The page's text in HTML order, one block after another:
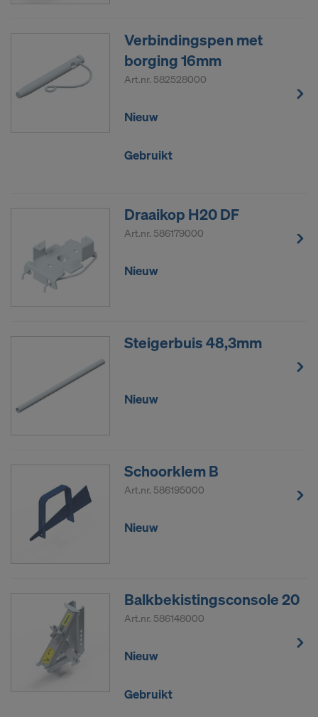
Verbindingspen met
borging 16mm
Art.nr. 582528000
Nieuw
Gebruikt
Draaikop H20 DF
Art.nr. 586179000
Nieuw
Steigerbuis 48,3mm
Nieuw
Schoorklem B
Art.nr. 586195000
Nieuw
Balkbekistingsconsole 20
Art.nr. 586148000
Nieuw
Gebruikt